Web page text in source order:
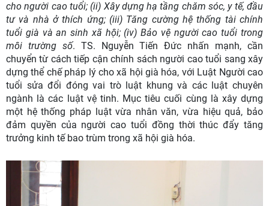
cho người cao tuổi; (ii) Xây dựng hạ tầng chăm sóc, y tế, đầu
tưvà nhà ở thích ứng; (iii) Tăng cường hệ thống tài chính
tuổi già và an sinh xã hội; (iv) Bảo vệ người cao tuổi trong
môi trường số. TS. Nguyễn Tiến Đức nhấn mạnh, cần
chuyển từ cách tiếp cận chính sách người cao tuổi sang xây
dựng thể chế pháp lý cho xã hội già hóa, với Luật Người cao
tuổi sửa đổi đóng vai trò luật khung và các luật chuyên
ngành là các luật vệ tinh. Mục tiêu cuối cùng là xây dựng
một hệ thống pháp luật vừa nhân văn, vừa hiệu quả, bảo
đảm quyền của người cao tuổi đồng thời thúc đẩy tăng
trưởng kinh tế bao trùm trong xã hội già hóa.